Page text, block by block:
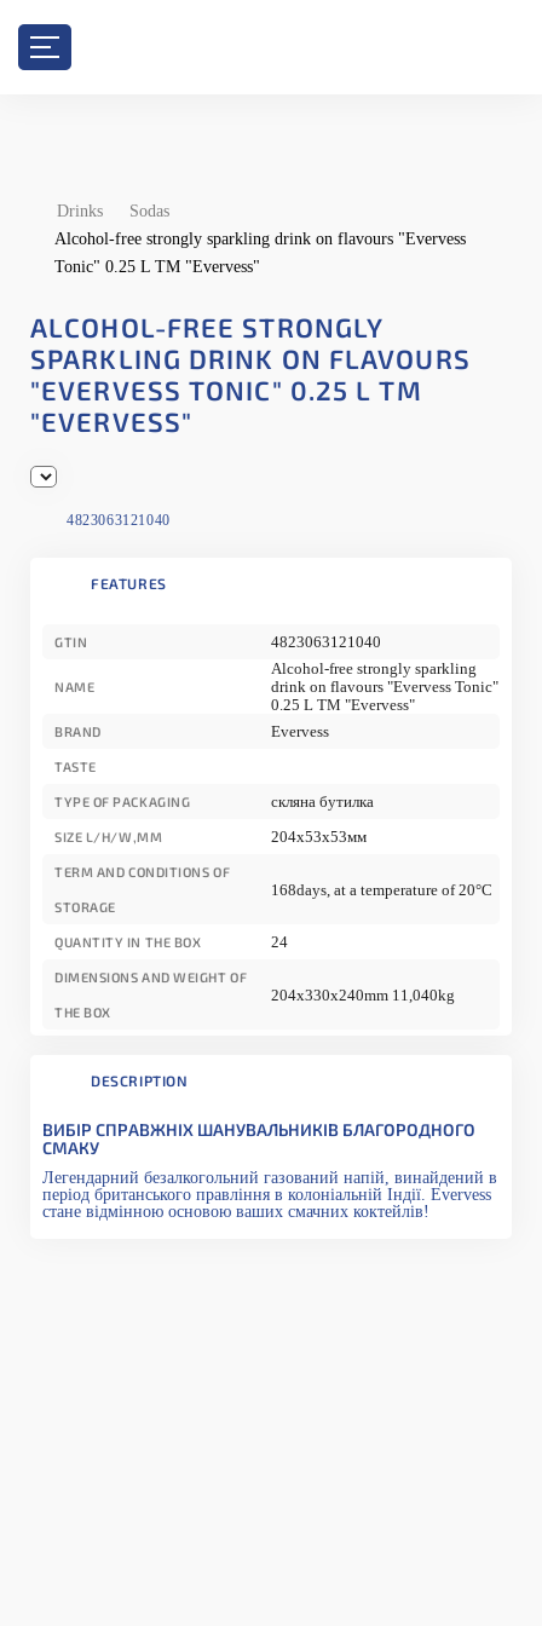
Drinks
Sodas
Alcohol-free strongly sparkling drink on flavours "Evervess
Tonic" 0.25 L TM "Evervess"
ALCOHOL-FREE STRONGLY
SPARKLING DRINK ON FLAVOURS
"EVERVESS TONIC" 0.25 L TM
"EVERVESS"
4823063121040
FEATURES
GTIN 4823063121040
NAME
Alcohol-free strongly sparkling
drink on flavours "Evervess Tonic"
0.25 L TM "Evervess"
BRAND Evervess
TASTE
TYPE OF PACKAGING скляна бутилка
SIZE L/H/W,MM 204x53x53мм
TERM AND CONDITIONS OF
STORAGE
168days, at a temperature of 20°С
QUANTITY IN THE BOX 24
DIMENSIONS AND WEIGHT OF
THE BOX
204x330x240mm 11,040kg
DESCRIPTION
ВИБІР СПРАВЖНІХ ШАНУВАЛЬНИКІВ БЛАГОРОДНОГО
СМАКУ
Легендарний безалкогольний газований напій, винайдений в
період британського правління в колоніальній Індії. Evervess
стане відмінною основою ваших смачних коктейлів!